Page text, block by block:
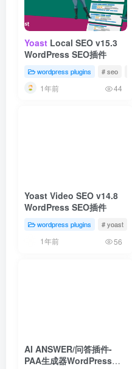
Yoast Local SEO v15.3
WordPress SEO插件
wordpress plugins # seo
1年前 44
Yoast Video SEO v14.8
WordPress SEO插件
wordpress plugins # yoast
1年前 56
AI ANSWER/问答插件-
PAA生成器WordPress插